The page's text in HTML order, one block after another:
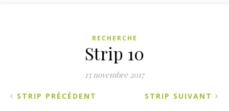
RECHERCHE
Strip 10
15 novembre 2017
STRIP SUIVANT
STRIP PRÉCÉDENT